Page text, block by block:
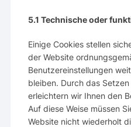
5.1 Technische oder
Einige Cookies stellen
der Website
Benutzereinstellungen
bleiben. Durch das
erleichtern wir Ihnen den
Auf diese Weise müssen
Website nicht wiederholt